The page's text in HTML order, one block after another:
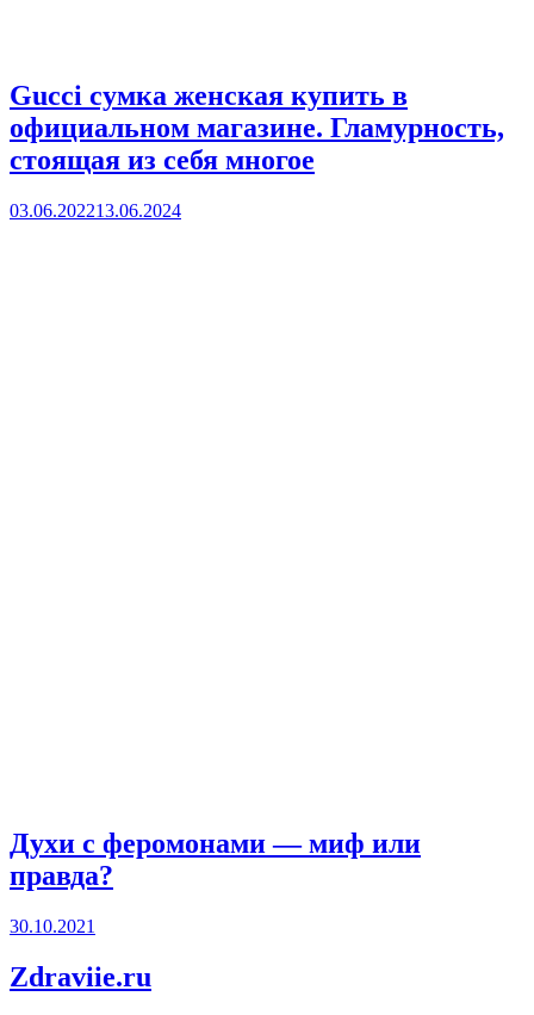
Gucci сумка женская купить в
официальном магазине. Гламурность,
стоящая из себя многое
03.06.202213.06.2024
Духи с феромонами — миф или
правда?
30.10.2021
Zdraviie.ru